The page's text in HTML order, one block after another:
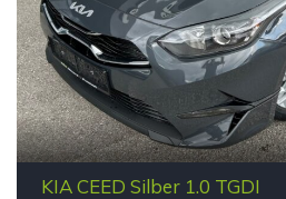
KIA CEED Silber 1.0 TGDI